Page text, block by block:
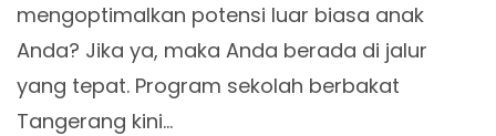
mengoptimalkan potensi luar biasa anak
Anda? Jika ya, maka Anda berada di jalur
yang tepat. Program sekolah berbakat
Tangerang kini…